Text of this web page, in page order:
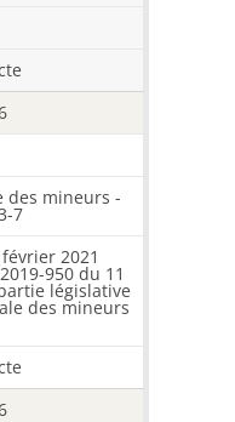
des mineurs -
7
2021
950 du 11
législative
des mineurs